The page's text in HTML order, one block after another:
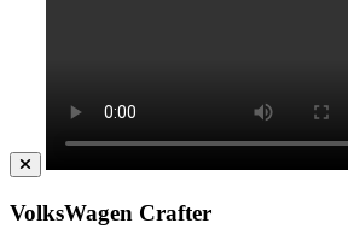
VolksWagen Crafter